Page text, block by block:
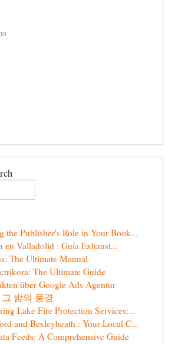
the Publisher's Role in Your Book...
en Valladolid : Guía Exhaust...
The Ultimate Manual
The Ultimate Guide
über Google Ads Agentur
밤의 풍경
Lake Fire Protection Services:...
and Bexleyheath : Your Local C...
Feeds: A Comprehensive Guide